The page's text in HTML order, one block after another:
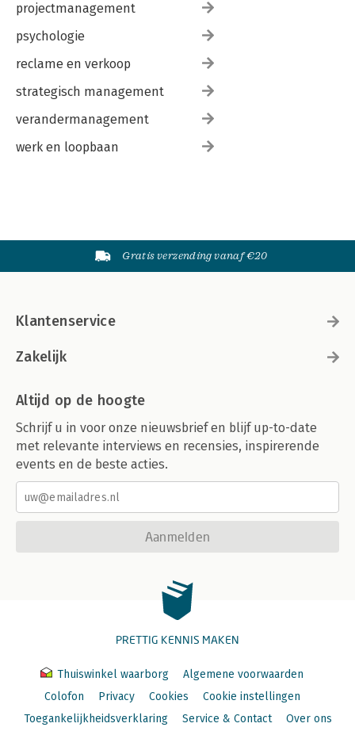
projectmanagement
psychologie
reclame en verkoop
strategisch management
verandermanagement
werk en loopbaan
Gratis verzending vanaf €20
Klantenservice
Zakelijk
Altijd op de hoogte
Schrijf u in voor onze nieuwsbrief en blijf up-to-date
met relevante interviews en recensies, inspirerende
events en de beste acties.
Aanmelden
PRETTIG KENNIS MAKEN
Thuiswinkel waarborg
Algemene voorwaarden
Colofon
Privacy Cookies
Cookie instellingen
Toegankelijkheidsverklaring
Service & Contact Over ons